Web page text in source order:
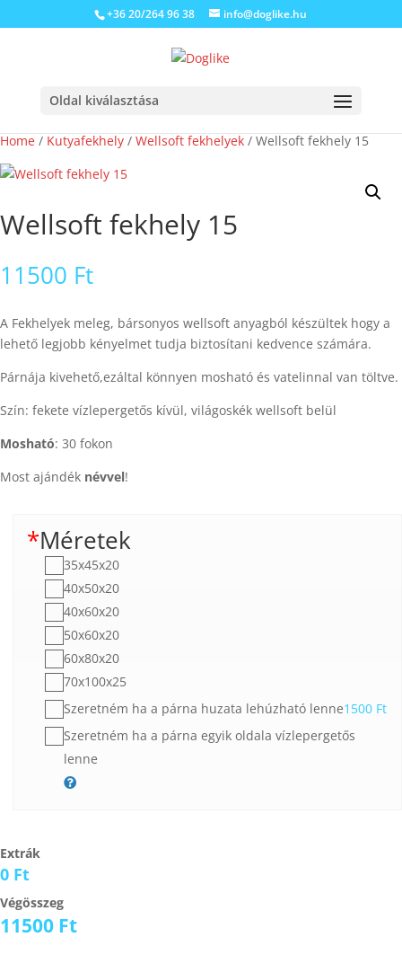
+36 20/264 96 38 info@doglike.hu
Oldal kiválasztása
Home / Kutyafekhely / Wellsoft fekhelyek / Wellsoft fekhely 15
Wellsoft fekhely 15
11500 Ft
A Fekhelyek meleg, bársonyos wellsoft anyagból készültek hogy a
lehető legjobb kényelmet tudja biztosítani kedvence számára.
Párnája kivehető,ezáltal könnyen mosható és vatelinnal van töltve.
Szín: fekete vízlepergetős kívül, világoskék wellsoft belül
Mosható: 30 fokon
Most ajándék névvel!
*Méretek
35x45x20
40x50x20
40x60x20
50x60x20
60x80x20
70x100x25
Szeretném ha a párna huzata lehúzható lenne1500 Ft
Szeretném ha a párna egyik oldala vízlepergetős
lenne
Extrák
0 Ft
Végösszeg
11500 Ft